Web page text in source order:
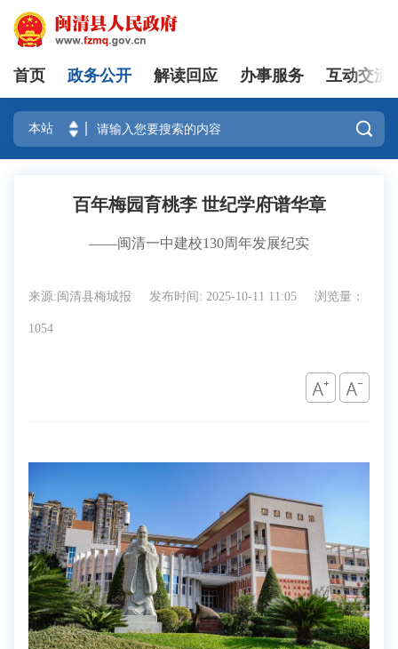
登录
首页 政务公开 解读回应 办事服务 互动交流

百年梅园育桃李 世纪学府谱华章
——闽清一中建校130周年发展纪实
来源:闽清县梅城报 发布时间: 2025-10-11 11:05 浏览量：
1054